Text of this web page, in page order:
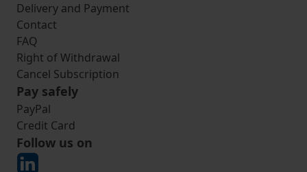
Delivery and Payment
Contact
FAQ
Right of Withdrawal
Cancel Subscription
Pay safely
PayPal
Credit Card
Follow us on